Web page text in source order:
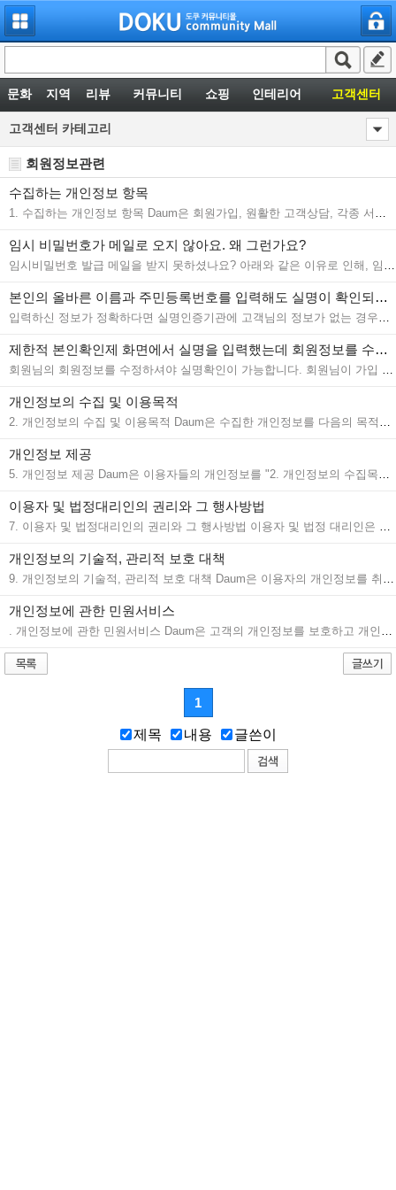
문화 지역 리뷰 커뮤니티 쇼핑 인테리어 고객센터
고객센터카테고리
회원정보관련
수집하는개인정보항목
1.수집하는개인정보항목Daum은회원가입,원활한고객상담,각종서비스등기본적인서비스제공을위한필수정보와고객맞춤서비스제공을위한선택정보로구분하여아래와같은개인정보를수집하고있습니다.1)수집항목<일반,어린이/학생회원가입시>필수항목:성명,주민등록번호,외국인등...
임시비밀번호가메일로오지않아요.왜그런가요?
임시비밀번호발급메일을받지못하셨나요?아래와같은이유로인해,임시비밀번호발급메일을받지못하셨을수있습니다.임시비밀번호를메일로받도록신청하신경우,네이버의동일한계정으로는발송되지않습니다.회원가입당시가입하려는아이디로생성되는이메일주소로지정해놓으신경우는이메일외의...
본인의올바른이름과주민등록번호를입력해도실명이확인되지않을땐어떻게하나요?...
입력하신정보가정확하다면실명인증기관에고객님의정보가없는경우입니다.실명인증기관이란,은행연합회에서집중되는금융권의신용정보와한국신용평가정보신용정보회사인비금융권정보가결합된실명인증정보입니다.때문에실명인증이되지않는경우는고객님의정보가실명인증기관에등록되지않았거...
제한적본인확인제화면에서실명을입력했는데회원정보를수정하라고나옵니다....
회원님의회원정보를수정하셔야실명확인이가능합니다.회원님이가입시에입력한이름과주민등록번호가올바르지않은것으로확인되기때문에실명확인을위해서는회원정보를수정하셔야합니다.회원정보수정을하시려면고객센터로[팩스]나[E-mail문의]중편하신방법으로아래정보와함께신분증을보내주시...
개인정보의수집및이용목적
2.개인정보의수집및이용목적Daum은수집한개인정보를다음의목적을위해활용합니다.이용자가제공한모든정보는하기목적에필요한용도이외로는사용되지않으며이용목적이변경될시에는사전동의를구할것입니다.1)서비스제공에관한계약이행및서비스제공에따른요금정산콘텐츠제공,구매및...
개인정보제공
5.개인정보제공Daum은이용자들의개인정보를"2.개인정보의수집목적및이용목적"에서고지한범위내에서사용하며,이용자의사전동의없이는동범위를초과하여이용하거나원칙적으로이용자의개인정보를외부에제공하지않습니다.단,다음의경우에는주의를기울여개인정보를이용및제공할...
이용자및법정대리인의권리와그행사방법
7.이용자및법정대리인의권리와그행사방법이용자및법정대리인은언제든지등록되어있는자신혹은당해만14세미만아동의개인정보를조회하거나수정할수있으며가입해지를요청할수도있습니다.이용자혹은만14세미만아동의개인정보조회/수정을위해서는'개인정보변경'(또는'회원정보수정'등)...
개인정보의기술적,관리적보호대책
9.개인정보의기술적,관리적보호대책Daum은이용자의개인정보를취급함에있어개인정보가분실,도난,누출,변조또는훼손되지않도록안정성확보를위하여다음과같은기술적,관리적대책을강구하고있습니다.1)개인정보암호화이용자의개인정보는비밀번호에의해보호되며,중요한데이터는파일및전...
개인정보에관한민원서비스
.개인정보에관한민원서비스Daum은고객의개인정보를보호하고개인정보와관련한불만을처리하기위하여아래와같이개인정보관리책임자를지정하고있습니다.이용자는Daum의서비스를이용하시며발생하는모든개인정보보호관련민원을개인정보관리책임자로신고하실수있습니다.Daum은이용자들의신고사항...
1
제목 내용 글쓴이